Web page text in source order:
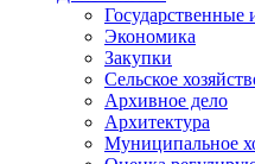
Экономика
Закупки
Сельское
Архивное дело
Архитектура
Муниципальное